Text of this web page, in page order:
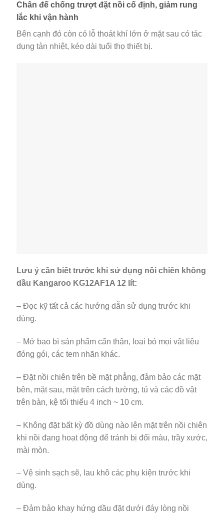
Chân đế chống trượt đặt nồi cố định, giảm rung
lắc khi vận hành
Bên cạnh đó còn có lỗ thoát khí lớn ở mặt sau có tác
dụng tản nhiệt, kéo dài tuổi thọ thiết bị.
Lưu ý cần biết trước khi sử dụng nồi chiên không
dầu Kangaroo KG12AF1A 12 lít:
– Đọc kỹ tất cả các hướng dẫn sử dụng trước khi
dùng.
– Mở bao bì sản phẩm cẩn thận, loại bỏ mọi vật liệu
đóng gói, các tem nhãn khác.
– Đặt nồi chiên trên bề mặt phẳng, đảm bảo các mặt
bên, mặt sau, mặt trên cách tường, tủ và các đồ vật
trên bàn, kệ tối thiểu 4 inch ~ 10 cm.
– Không đặt bất kỳ đồ dùng nào lên mặt trên nồi chiên
khi nồi đang hoạt động để tránh bị đổi màu, trầy xước,
mài mòn.
– Vệ sinh sạch sẽ, lau khô các phụ kiện trước khi
dùng.
– Đảm bảo khay hứng dầu đặt dưới đáy lòng nồi